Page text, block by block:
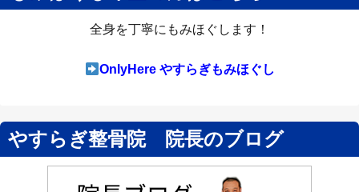
全身を丁寧にもみほぐします！
OnlyHere やすらぎもみほぐし
やすらぎ整骨院 院長のブログ